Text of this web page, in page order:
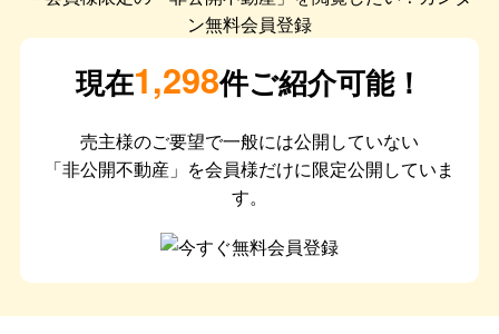
現在1,298件ご紹介可能！
売主様のご要望で一般には公開していない
「非公開不動産」を会員様だけに限定公開していま
す。